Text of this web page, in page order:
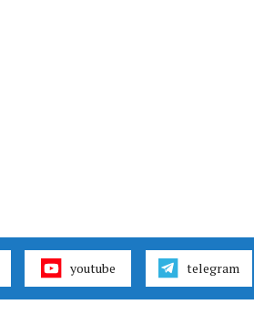
youtube telegram